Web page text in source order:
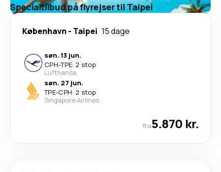
Specialtilbud på flyrejser til Taipei
København - Taipei 15 dage
søn. 13 jun.
CPH-TPE· 2 stop
Lufthansa
søn. 27 jun.
TPE-CPH· 2 stop
Singapore Airlines
fra5.870 kr.